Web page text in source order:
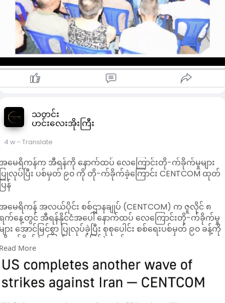
ဆိုပါ အသင်းအနေဖြင့် မူးယစ်ဆေးစွဲလူနာများကို ရှာဖွေဖော်ထုတ်
ြင်း၊ လူမှုကွန်ရက်စာမျက်နှာများမှတစ်ဆင့် ဆက်သွယ်လာသူများ
ား ဆေးရုံများသို့ လွှဲပြောင်းကာ ဆေးဖြတ်ကုသနိုင်ရေး
ောင်ရွက်ပေးခြင်း၊ ဆေးရုံမှဆင်းလာသူများအား
ြန်လည်ထူထောင်ရေးအစီအစဉ်များ ဆက်လက်ဆောင်ရွက်ပေး
ြင်းနှင့် သင်တန်းဆင်းပြီးသူများအား နောက်ဆက်တွဲစောင့်ရှောက်မှု
ေးခြင်းတို့ကို ၂၄ နာရီပတ်လုံး ဝန်ဆောင်မှုပေးလျက်ရှိကြောင်း သိရ
ည်။
ောက်နိုင်ရေးအတွက် စိတ်ပိုင်းဆိုင်ရာနှင့် ရုပ်ပိုင်းဆိုင်ရာ
ြန်လည်ထူထောင်ရေးလုပ်ငန်းများကို ဆက်လက်အရှိန်မြှင့်
ောင်ရွက်သွားမည်ဖြစ်ကြောင်း သိရသည်။
သတင်း
ဟင်းလေးအိုးကြီး
4 w- Translate
မေရိကန်က အီရန်ကို နောက်ထပ် လေကြောင်းတို-က်ခိုက်မှုများ
ြုလုပ်ပြီး ပစ်မှတ် ၉၀ ကို တို-က်ခိုက်ခဲ့ကြောင်း CENTCOM ထုတ်
ြန်
မေရိကန် အလယ်ပိုင်း စစ်ဌာနချုပ် (CENTCOM) က ဇူလိုင် ၈
က်နေ့တွင် အီရန်နိုင်ငံအပေါ် နောက်ထပ် လေကြောင်းတို-က်ခိုက်မှု
ျား အောင်မြင်စွာ ပြုလုပ်ခဲ့ပြီး စုစုပေါင်း စစ်ရေးပစ်မှတ် ၉၀ ခန့်ကို
-က်ခိုက်ခဲ့ကြောင်း ထုတ်ပြန်ခဲ့သည်။
က X တွင် ထုတ်ပြန်ထားသော ကြေညာချက်အရ "ဇူလိုင်
ရက်တွင် အမေရိကန် အလယ်ပိုင်းစစ်ဌာနချုပ် (CENTCOM) ၏
ပ်ဖွဲ့များသည် အီရန်အပေါ် နောက်ထပ် တို-က်ခိုက်မှုများကို
ောင်ရွက်ခဲ့သည်။ ရည်ရွယ်ချက်မှာ ဟော်မုဇ်ရေလက်ကြား (Strait
More